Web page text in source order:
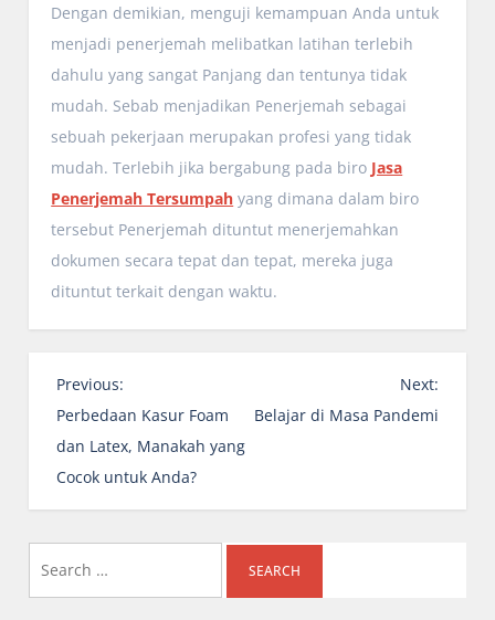
Dengan demikian, menguji kemampuan Anda untuk
menjadi penerjemah melibatkan latihan terlebih
dahulu yang sangat Panjang dan tentunya tidak
mudah. Sebab menjadikan Penerjemah sebagai
sebuah pekerjaan merupakan profesi yang tidak
mudah. Terlebih jika bergabung pada biro Jasa
Penerjemah Tersumpah yang dimana dalam biro
tersebut Penerjemah dituntut menerjemahkan
dokumen secara tepat dan tepat, mereka juga
dituntut terkait dengan waktu.
P
o
s
t
n
v
i
Previous:
Perbedaan Kasur Foam
dan Latex, Manakah yang
Cocok untuk Anda?
Next:
Belajar di Masa Pandemi